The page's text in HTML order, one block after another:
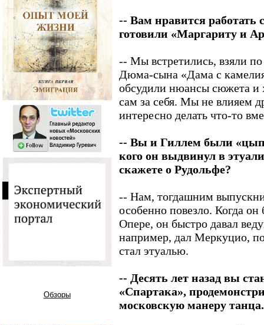
Обзоры
-- Вам нравится
готовили «Маргариту и
-- Мы встретились, взяли
Дюма-сына «Дама с
обсудили нюансы сюжета
сам за себя. Мы не влияем
интересно делать что-то
-- Вы и Гиллем были
кого он выдвинул в
скажете о Рудольфе?
-- Нам, тогдашним
особенно повезло. Когда
Опере, он быстро давал
например, дал Меркуцио,
стал этуалью.
-- Десять лет назад вы
«Спартака»,
московскую манеру